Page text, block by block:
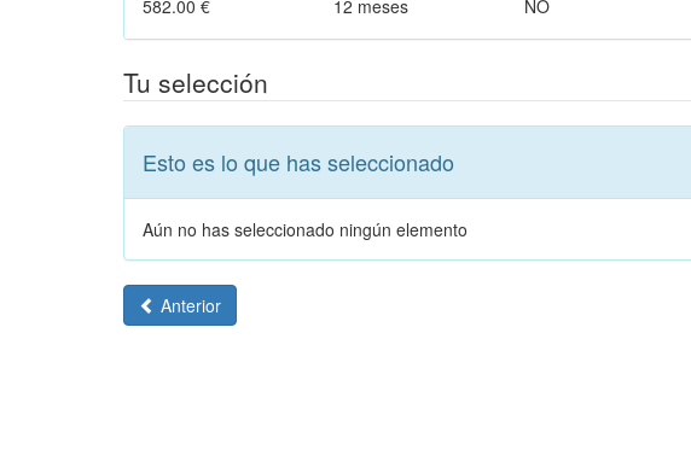
582.00 €
12 meses
NO
Tu selección
Esto es lo que has seleccionado
Aún no has seleccionado ningún elemento
Anterior